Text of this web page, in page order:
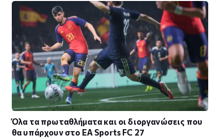
Όλα τα πρωταθλήματα και οι διοργανώσεις που
θα υπάρχουν στο EA Sports FC 27